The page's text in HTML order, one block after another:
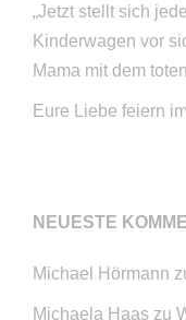
„Jetzt stellt sich
Kinderwagen vor
Mama mit dem
Eure Liebe feiern
NEUESTE
Michael Hörmann
Michaela Haas zu